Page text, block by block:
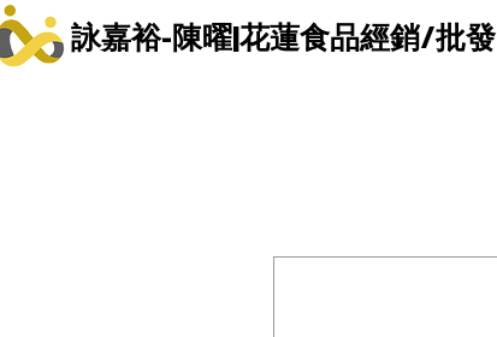
詠嘉裕-陳曜|花蓮食品經銷/批發